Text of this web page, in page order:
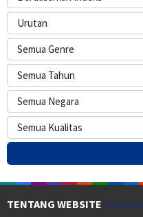
TENTANG WEBSITE